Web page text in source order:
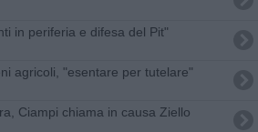
in periferia e difesa del Pit"
agricoli, "esentare per tutelare"
Ciampi chiama in causa Ziello